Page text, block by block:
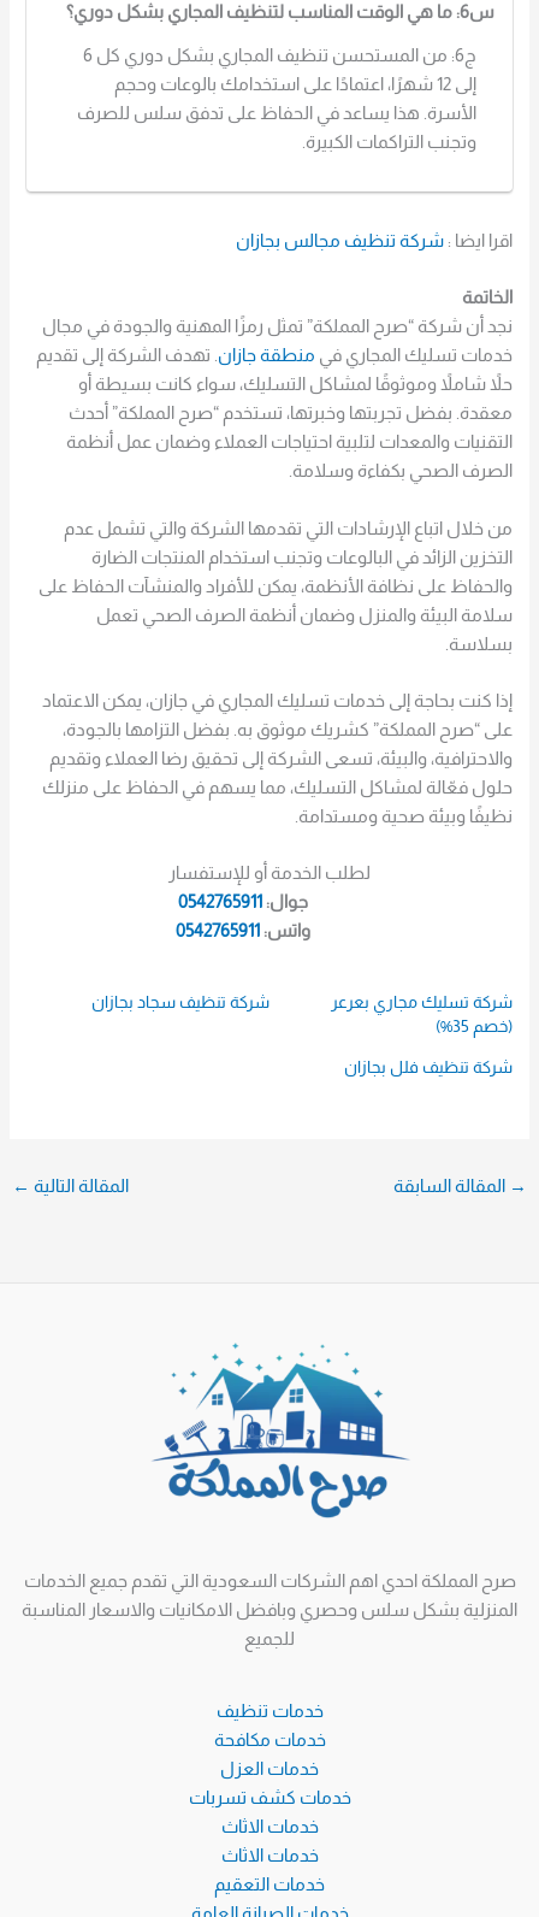
س6: ما هي الوقت المناسب لتنظيف المجاري بشكل دوري؟
ج6: من المستحسن تنظيف المجاري بشكل دوري كل 6
إلى 12 شهرًا، اعتمادًا على استخدامك بالوعات وحجم
الأسرة. هذا يساعد في الحفاظ على تدفق سلس للصرف
وتجنب التراكمات الكبيرة.
اقرا ايضا :شركة تنظيف مجالس بجازان
الخاتمة
نجد أن شركة “صرح المملكة” تمثل رمزًا المهنية والجودة في مجال
خدمات تسليك المجاري في منطقة جازان. تهدف الشركة إلى تقديم
حلاً شاملاً وموثوقًا لمشاكل التسليك، سواء كانت بسيطة أو
معقدة. بفضل تجربتها وخبرتها، تستخدم “صرح المملكة” أحدث
التقنيات والمعدات لتلبية احتياجات العملاء وضمان عمل أنظمة
الصرف الصحي بكفاءة وسلامة.
من خلال اتباع الإرشادات التي تقدمها الشركة والتي تشمل عدم
التخزين الزائد في البالوعات وتجنب استخدام المنتجات الضارة
والحفاظ على نظافة الأنظمة، يمكن للأفراد والمنشآت الحفاظ على
سلامة البيئة والمنزل وضمان أنظمة الصرف الصحي تعمل
بسلاسة.
إذا كنت بحاجة إلى خدمات تسليك المجاري في جازان، يمكن الاعتماد
على “صرح المملكة” كشريك موثوق به. بفضل التزامها بالجودة،
والاحترافية، والبيئة، تسعى الشركة إلى تحقيق رضا العملاء وتقديم
حلول فعّالة لمشاكل التسليك، مما يسهم في الحفاظ على منزلك
نظيفًا وبيئة صحية ومستدامة.
لطلب الخدمة أو للإستفسار
جوال: 0542765911
واتس: 0542765911
شركة تسليك مجاري بعرعر
(خصم 35%)
شركة تنظيف سجاد بجازان
شركة تنظيف فلل بجازان
→ المقالة السابقة المقالة التالية ←
صرح المملكة احدي اهم الشركات السعودية التي تقدم جميع الخدمات
المنزلية بشكل سلس وحصري وبافضل الامكانيات والاسعار المناسبة
للجميع
خدمات تنظيف
خدمات مكافحة
خدمات العزل
خدمات كشف تسربات
خدمات الاثاث
خدمات الاثاث
خدمات التعقيم